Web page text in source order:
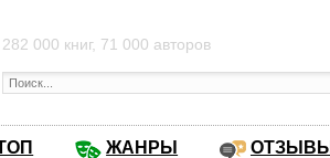
282 000 книг, 71 000 авторов
ЖАНРЫ ОТЗЫВЫ